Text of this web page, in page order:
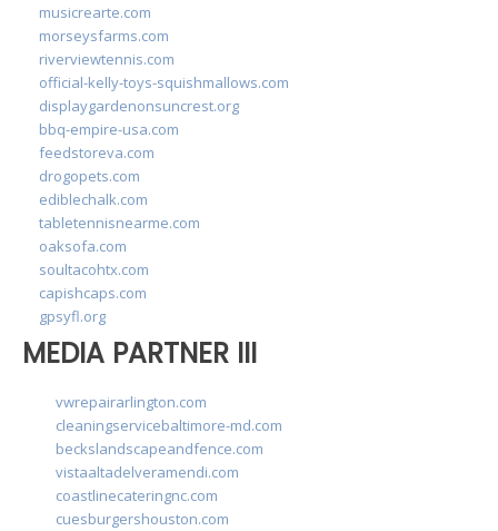
musicrearte.com
morseysfarms.com
riverviewtennis.com
official-kelly-toys-squishmallows.com
displaygardenonsuncrest.org
bbq-empire-usa.com
feedstoreva.com
drogopets.com
ediblechalk.com
tabletennisnearme.com
oaksofa.com
soultacohtx.com
capishcaps.com
gpsyfl.org
MEDIA PARTNER III
vwrepairarlington.com
cleaningservicebaltimore-md.com
beckslandscapeandfence.com
vistaaltadelveramendi.com
coastlinecateringnc.com
cuesburgershouston.com